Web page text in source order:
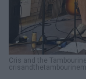
Cris and the